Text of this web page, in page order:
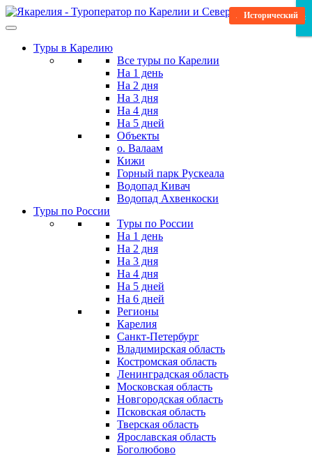
Skip
to
contentТуры в Карелию
Все туры по Карелии
На 1 день
На 2 дня
На 3 дня
На 4 дня
На 5 дней
Объекты
о. Валаам
Кижи
Горный парк Рускеала
Водопад Кивач
Водопад Ахвенкоски
Туры по России
Туры по России
На 1 день
На 2 дня
На 3 дня
На 4 дня
На 5 дней
На 6 дней
Регионы
Карелия
Санкт-Петербург
Владимирская область
Костромская область
Ленинградская область
Московская область
Новгородская область
Псковская область
Тверская область
Ярославская область
Боголюбово
Архитектурный
Исторический ×××